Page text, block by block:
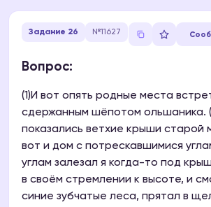
Задание 26 №11627
Вопрос:
(1)И вот опять родные места
сдержанным шёпотом ольшаника.
показались ветхие крыши старой
вот и дом с потрескавшимися
углам залезал я когда-то под
в своём стремлении к высоте, и
синие зубчатые леса, прятал в